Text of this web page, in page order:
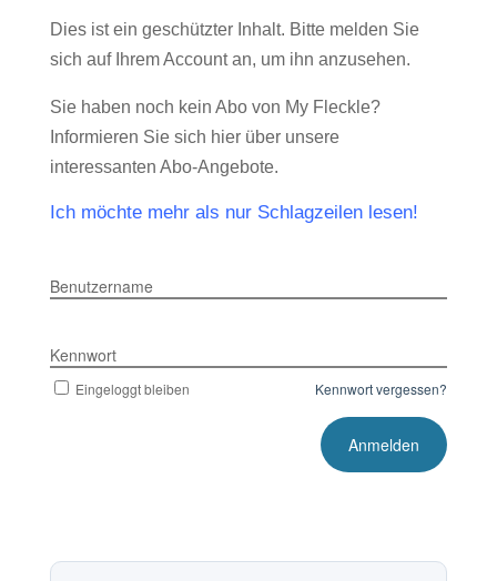
Dies ist ein geschützter Inhalt. Bitte melden Sie
sich auf Ihrem Account an, um ihn anzusehen.
Sie haben noch kein Abo von My Fleckle?
Informieren Sie sich hier über unsere
interessanten Abo-Angebote.
Ich möchte mehr als nur Schlagzeilen lesen!
Benutzername
Kennwort
Eingeloggt bleiben Kennwort vergessen?